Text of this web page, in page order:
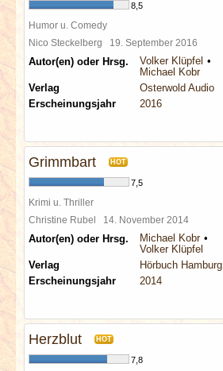
8,5
Humor u. Comedy
Nico Steckelberg 19. September 2016
Autor(en) oder Hrsg.
Volker Klüpfel
Michael Kobr
Verlag
Osterwold Audio
Erscheinungsjahr
2016
Grimmbart HOT
7,5
Krimi u. Thriller
Christine Rubel 14. November 2014
Autor(en) oder Hrsg.
Michael Kobr
Volker Klüpfel
Verlag
Hörbuch Hamburg
Erscheinungsjahr
2014
Herzblut HOT
7,8